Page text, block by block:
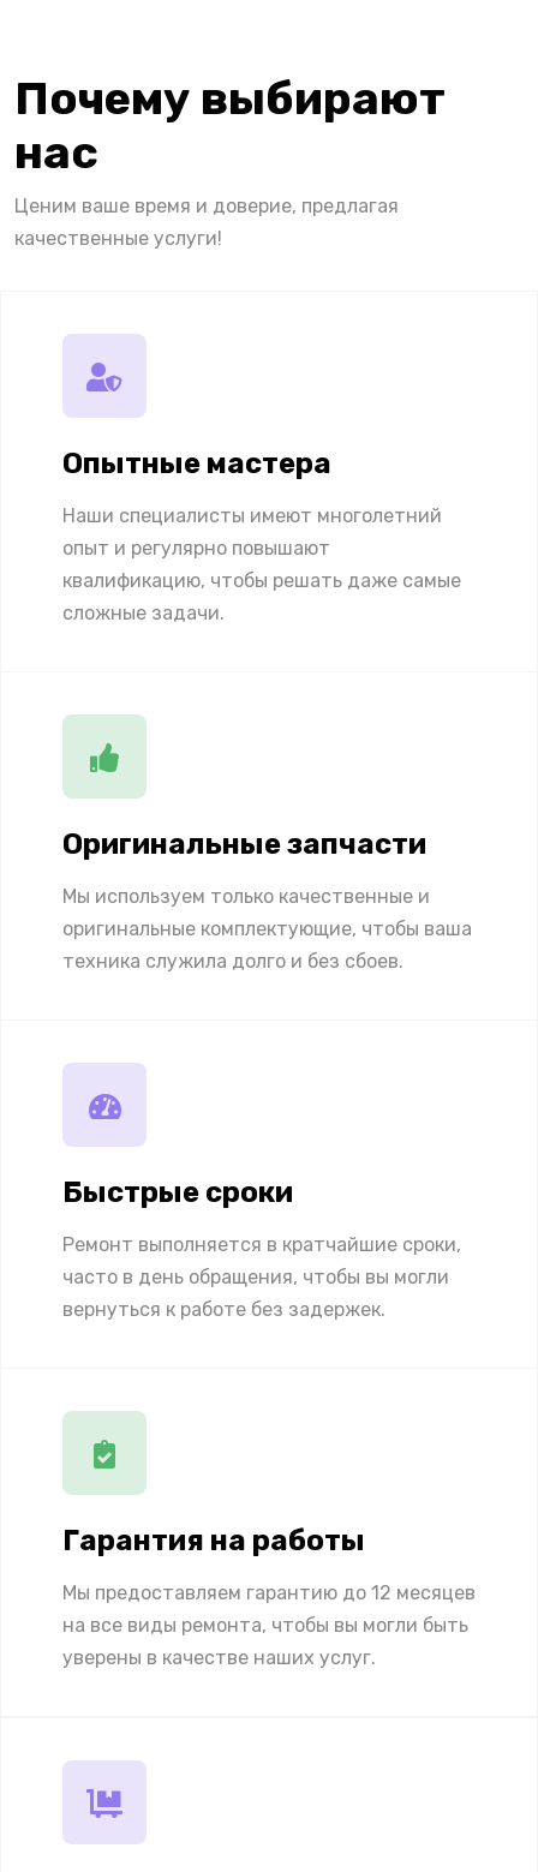
Почему выбирают
нас
Ценим ваше время и доверие, предлагая
качественные услуги!
Опытные мастера
Наши специалисты имеют многолетний
опыт и регулярно повышают
квалификацию, чтобы решать даже самые
сложные задачи.
Оригинальные запчасти
Мы используем только качественные и
оригинальные комплектующие, чтобы ваша
техника служила долго и без сбоев.
Быстрые сроки
Ремонт выполняется в кратчайшие сроки,
часто в день обращения, чтобы вы могли
вернуться к работе без задержек.
Гарантия на работы
Мы предоставляем гарантию до 12 месяцев
на все виды ремонта, чтобы вы могли быть
уверены в качестве наших услуг.